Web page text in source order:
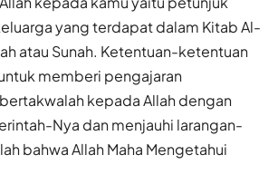
yang terdapat dalam Kitab Al-
atau Sunah. Ketentuan-ketentuan
memberi pengajaran
kepada Allah dengan
Nya dan menjauhi larangan-
bahwa Allah Maha Mengetahui